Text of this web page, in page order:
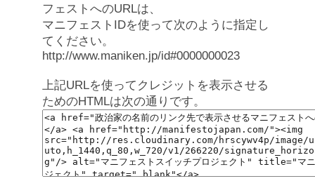
フェストへのURLは、
マニフェストIDを使って次のように指定し
てください。
http://www.maniken.jp/id#0000000023
上記URLを使ってクレジットを表示させる
ためのHTMLは次の通りです。